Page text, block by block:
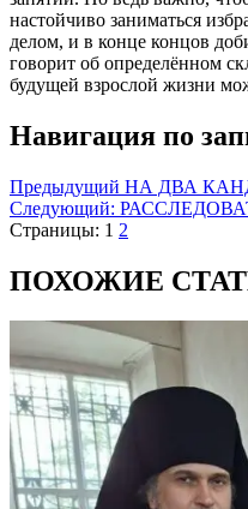
настойчиво заниматься
делом, и в конце концов
говорит об определённом
будущей взрослой жизни
Навигация по
Предыдущий НА ДВА
Следующий:
Страницы: 1 2
ПОХОЖИЕ